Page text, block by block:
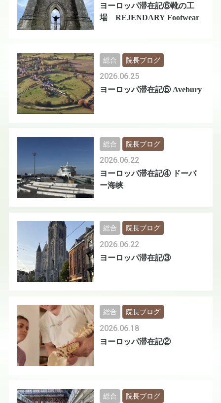
ヨーロッパ滞在記⑥靴の工
場 REJENDARY Footwear
ヨーロッパ滞在記⑤ Avebury
2026.06.25
総合 院長ブログ
ヨーロッパ滞在記④ ドーバ
ー海峡
2026.06.22
総合 院長ブログ
ヨーロッパ滞在記③
2026.06.22
総合 院長ブログ
ヨーロッパ滞在記②
2026.06.18
総合 院長ブログ
総合 院長ブログ